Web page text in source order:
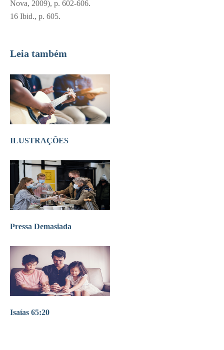
Nova, 2009), p. 602-606.
16 Ibid., p. 605.
Leia também
ILUSTRAÇÕES
Pressa Demasiada
Isaías 65:20